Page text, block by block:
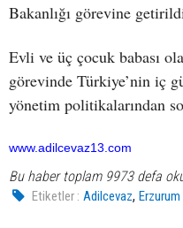
Bakanlığı görevine
Evli ve üç çocuk babası
görevinde Türkiye’nin iç
yönetim politikalarından
www.adilcevaz13.com
Bu haber toplam 9973 defa
Etiketler : Adilcevaz,